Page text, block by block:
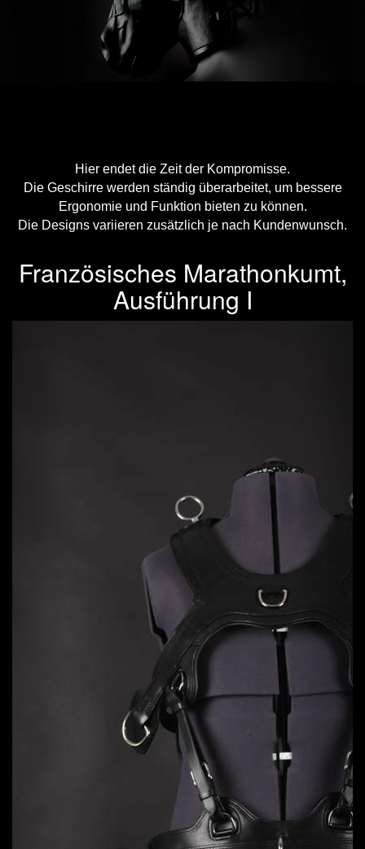
Hier endet die Zeit der Kompromisse.
Die Geschirre werden ständig überarbeitet, um bessere
Ergonomie und Funktion bieten zu können.
Die Designs variieren zusätzlich je nach Kundenwunsch.
Französisches Marathonkumt,
Ausführung I